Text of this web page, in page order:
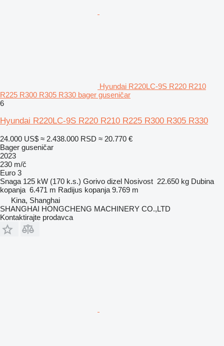
Hyundai R220LC-9S R220 R210
R225 R300 R305 R330 bager guseničar
6
Hyundai R220LC-9S R220 R210 R225 R300 R305 R330
24.000 US$ ≈ 2.438.000 RSD ≈ 20.770 €
Bager guseničar
2023
230 m/č
Euro 3
Snaga 125 kW (170 k.s.) Gorivo dizel Nosivost 22.650 kg Dubina
kopanja 6.471 m Radijus kopanja 9.769 m
Kina, Shanghai
SHANGHAI HONGCHENG MACHINERY CO.,LTD
Kontaktirajte prodavca